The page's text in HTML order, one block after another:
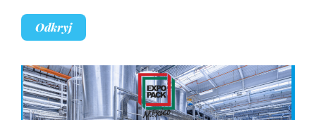
Odkryj